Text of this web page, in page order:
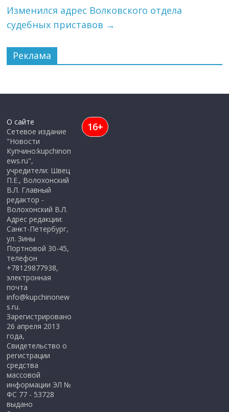
Изменился адрес Волковского отдела
судебных приставов →
Реклама
О сайте
Сетевое издание
"Новости
Купчино:kupchinon
ews.ru",
учредители: Швец
П.Е., Волохонский
В.Л. Главный
редактор -
Волохонский В.Л.
Адрес редакции:
Санкт-Петербург,
ул. Зины
Портновой 30-45,
телефон
+78129877938,
электронная
почта
info@kupchinonew
s.ru.
Зарегистрировано
26 апреля 2013
года,
Свидетельство о
регистрации
средства
массовой
информации ЭЛ №
ФС 77 - 53728
выдано
16+